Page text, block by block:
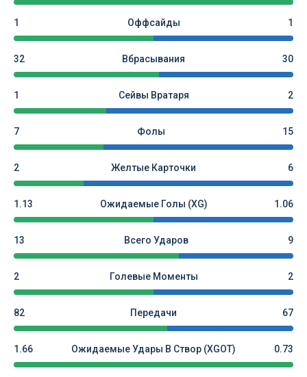
1 Оффсайды 1
32 Вбрасывания 30
1 Сейвы Вратаря 2
7 Фолы 15
2 Желтые Карточки 6
1.13 Ожидаемые Голы (xG) 1.06
13 Всего Ударов 9
2 Голевые Моменты 2
82 Передачи 67
1.66 Ожидаемые Удары В Створ (xGOT) 0.73